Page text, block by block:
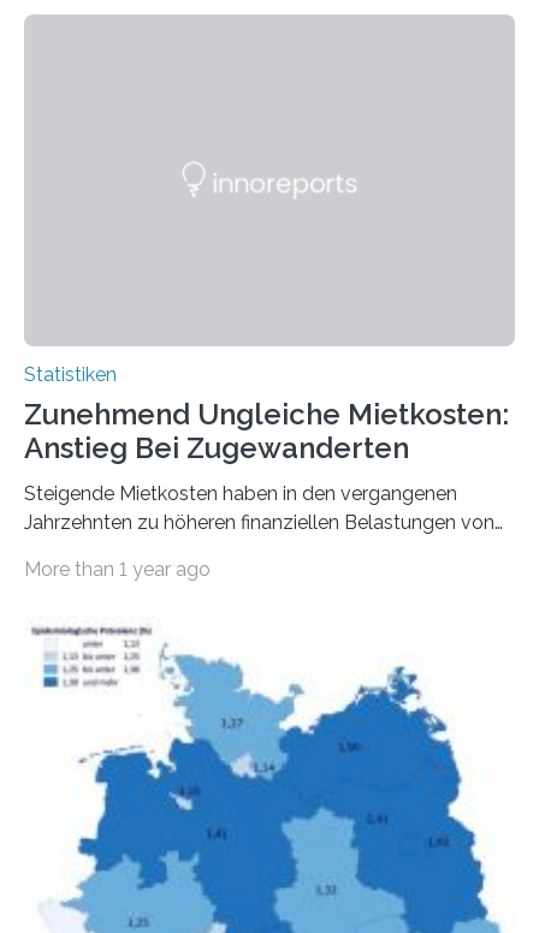
Statistiken
Zunehmend Ungleiche Mietkosten:
Anstieg Bei Zugewanderten
Steigende Mietkosten haben in den vergangenen
Jahrzehnten zu höheren finanziellen Belastungen von
Bundesinstitut für Bevölkerungsforschung (BiB)
gesamten Einkommen zwischen 1990 und 2020 für
unterschiedliche Einkommensgruppen sowie für in
Deutschland geborene Menschen und Zugewanderte
verändert hat. Das Ergebnis: Während Personen mit
hohen Einkommen (oberstes Quintil der Verteilung der
Nettoäquivalenzeinkommen) nur einen moderaten
Anstieg des Mietanteils am Gesamteinkommen
hinnehmen mussten, nahm die Belastung bei
Menschen mit…
More than 1 year ago